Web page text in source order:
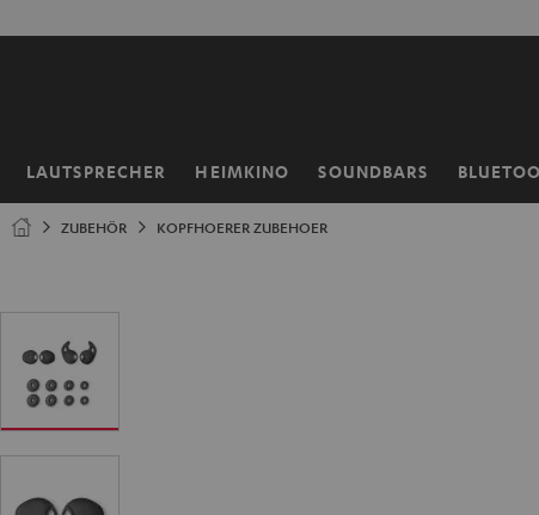
LAUTSPRECHER HEIMKINO SOUNDBARS
Startseite
ZUBEHÖR KOPFHOERER ZUBEHOER